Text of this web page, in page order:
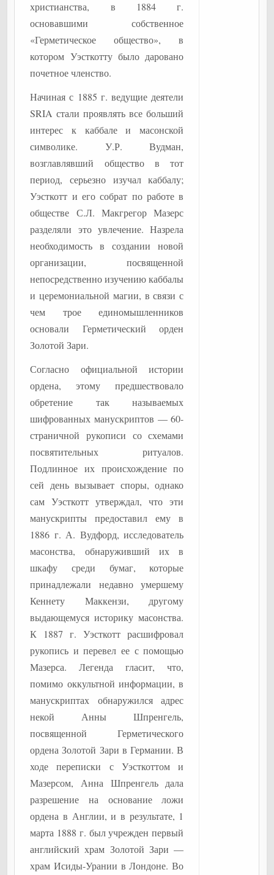
христианства, в 1884 г.
основавшими собственное
«Герметическое общество», в
котором Уэсткотту было даровано
почетное членство.
Начиная с 1885 г. ведущие деятели
SRIA стали проявлять все больший
интерес к каббале и масонской
символике. У.Р. Вудман,
возглавлявший общество в тот
период, серьезно изучал каббалу;
Уэсткотт и его собрат по работе в
обществе С.Л. Макгрегор Мазерс
разделяли это увлечение. Назрела
необходимость в создании новой
организации, посвященной
непосредственно изучению каббалы
и церемониальной магии, в связи с
чем трое единомышленников
основали Герметический орден
Золотой Зари.
Согласно официальной истории
ордена, этому предшествовало
обретение так называемых
шифрованных манускриптов — 60-
страничной рукописи со схемами
посвятительных ритуалов.
Подлинное их происхождение по
сей день вызывает споры, однако
сам Уэсткотт утверждал, что эти
манускрипты предоставил ему в
1886 г. А. Вудфорд, исследователь
масонства, обнаруживший их в
шкафу среди бумаг, которые
принадлежали недавно умершему
Кеннету Маккензи, другому
выдающемуся историку масонства.
К 1887 г. Уэсткотт расшифровал
рукопись и перевел ее с помощью
Мазерса. Легенда гласит, что,
помимо оккультной информации, в
манускриптах обнаружился адрес
некой Анны Шпренгель,
посвященной Герметического
ордена Золотой Зари в Германии. В
ходе переписки с Уэсткоттом и
Мазерсом, Анна Шпренгель дала
разрешение на основание ложи
ордена в Англии, и в результате, 1
марта 1888 г. был учрежден первый
английский храм Золотой Зари —
храм Исиды-Урании в Лондоне. Во